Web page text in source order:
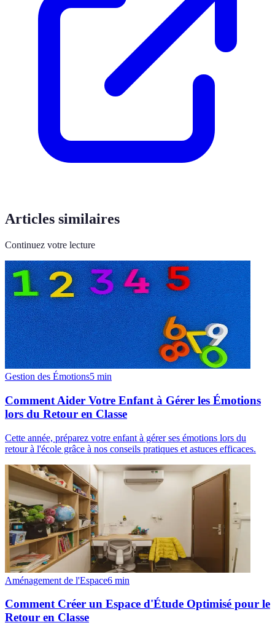
Articles similaires
Continuez votre lecture
Gestion des Émotions5 min
Comment Aider Votre Enfant à Gérer les Émotions
lors du Retour en Classe
Cette année, préparez votre enfant à gérer ses émotions lors du
retour à l'école grâce à nos conseils pratiques et astuces efficaces.
Aménagement de l'Espace6 min
Comment Créer un Espace d'Étude Optimisé pour le
Retour en Classe